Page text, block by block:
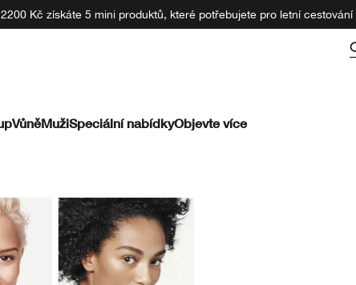
Kč získáte 5 mini produktů, které potřebujete pro letní
VůněMužiSpeciální nabídkyObjevte více